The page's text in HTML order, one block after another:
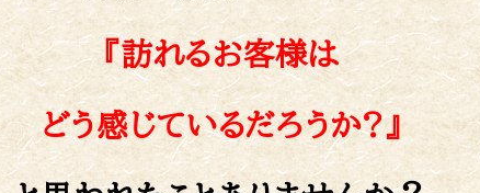
『訪れるお客様は
どう感じているだろうか?』